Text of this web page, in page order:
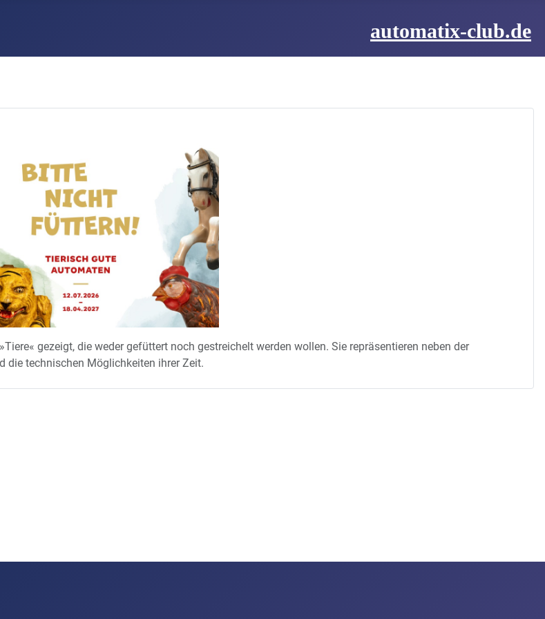
automatix-club.de
gezeigt, die weder gefüttert noch gestreichelt werden wollen. Sie repräsentieren neben der
die technischen Möglichkeiten ihrer Zeit.